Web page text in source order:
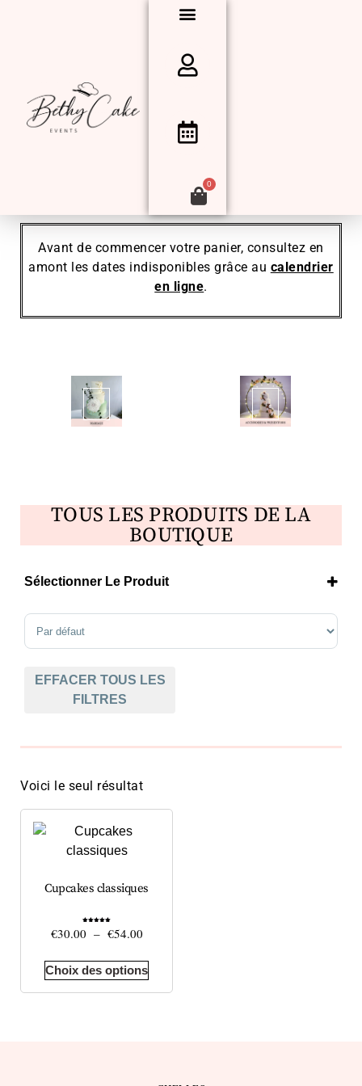
0
Avant de commencer votre panier, consultez en
amont les dates indisponibles grâce au calendrier
en ligne.
TOUS LES PRODUITS DE LA
BOUTIQUE
Sélectionner Le Produit
EFFACER TOUS LES
FILTRES
Voici le seul résultat
Cupcakes classiques
sur 5
€30.00 – €54.00
Choix des options